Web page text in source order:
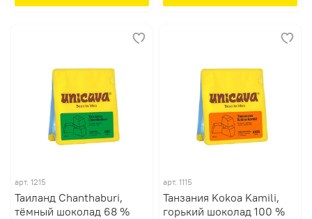
арт. 1215
Таиланд Chanthaburi,
тёмный шоколад 68 %
арт. 1115
Танзания Kokoa Kamili,
горький шоколад 100 %